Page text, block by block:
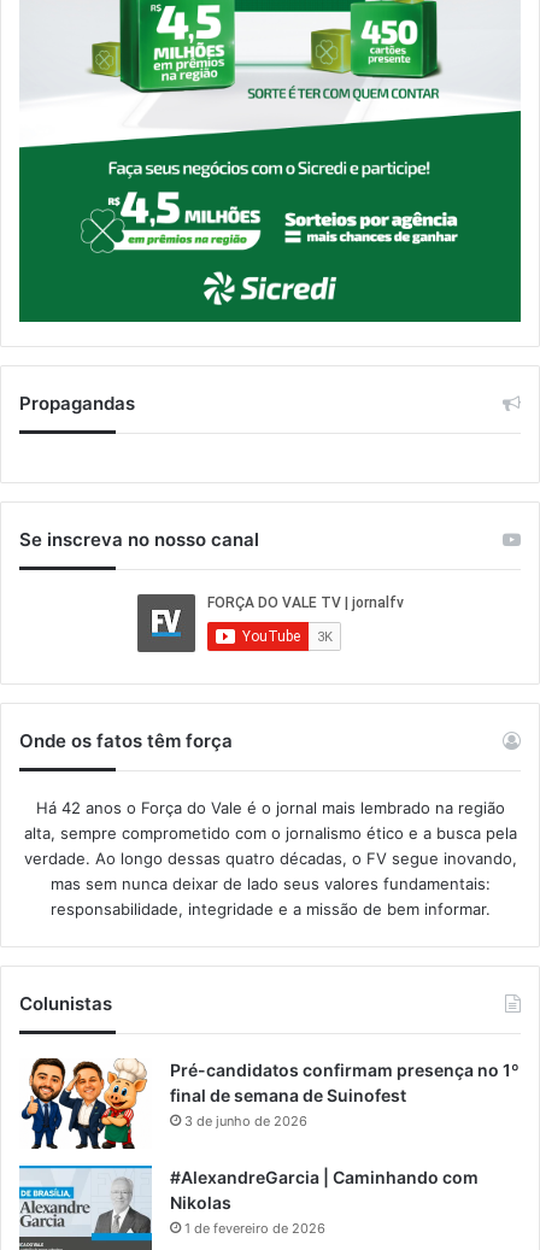
Propagandas
Se inscreva no nosso canal
Onde os fatos têm força
Há 42 anos o Força do Vale é o jornal mais lembrado na região
alta, sempre comprometido com o jornalismo ético e a busca pela
verdade. Ao longo dessas quatro décadas, o FV segue inovando,
mas sem nunca deixar de lado seus valores fundamentais:
responsabilidade, integridade e a missão de bem informar.​
Colunistas
Pré-candidatos confirmam presença no 1º
final de semana de Suinofest
3 de junho de 2026
#AlexandreGarcia | Caminhando com
Nikolas
1 de fevereiro de 2026